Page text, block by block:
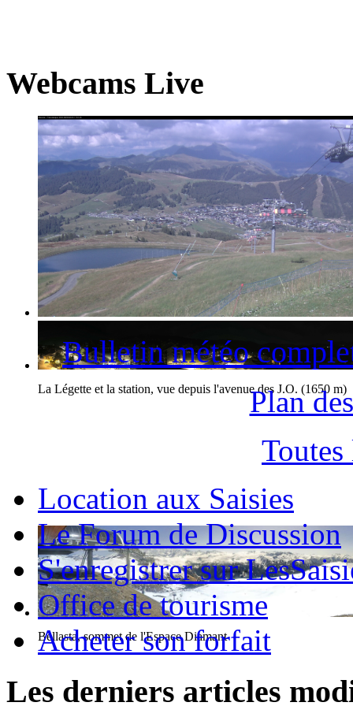
Webcams Live
La Légette et la station, vue depuis l'avenue des J.O. (1650 m)
Bellasta, sommet de l'Espace Diamant
Bulletin météo
Plan
Toutes
Location aux Saisies
Le Forum de Discussion
S'enregistrer sur
Office de tourisme
Acheter son forfait
Les derniers articles